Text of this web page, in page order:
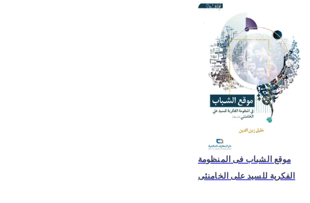
موقع الشباب فی المنظومة
الفکریة للسید علی الخامنئی